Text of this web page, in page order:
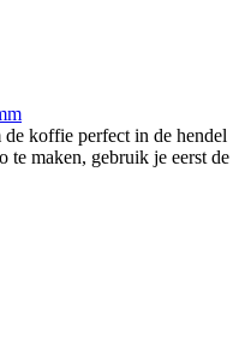
koffie perfect in de hendel
te maken, gebruik je eerst de